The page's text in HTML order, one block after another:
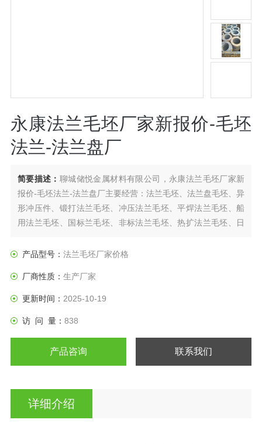
永康法兰毛坯厂家新报价-毛坯
法兰-法兰盘厂
简要描述： 聊城储悦金属材料有限公司，永康法兰毛坯厂家新
报价-毛坯法兰-法兰盘厂主要经营：法兰毛坯、法兰盘毛坯、异
形冲压件、锻打法兰毛坯、冲压法兰毛坯、平焊法兰毛坯、船
用法兰毛坯、国标兰毛坯、非标法兰毛坯、热扩法兰毛坯、日
产品型号： 法兰毛坯厂家价格
厂商性质： 生产厂家
更新时间： 2025-10-19
访 问 量： 838
产品咨询 联系我们
详细介绍